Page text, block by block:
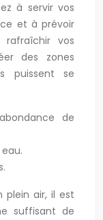
à servir vos
et à prévoir
vos
des zones
puissent se
de
plein air, il est
suffisant de